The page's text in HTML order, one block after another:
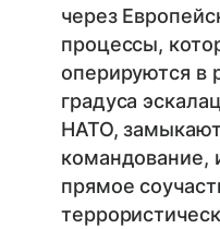
через
процессы,
оперируются в
градуса
НАТО,
командование,
прямое